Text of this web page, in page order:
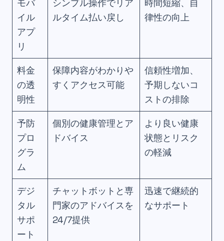
モバ
イル
アプ
リ
シンプル操作でリア
ルタイム払い戻し
時間短縮、自
律性の向上
料金
の透
明性
保障内容がわかりや
すくアクセス可能
信頼性増加、
予期しないコ
ストの排除
予防
プロ
グラ
ム
個別の健康管理とア
ドバイス
より良い健康
状態とリスク
の軽減
デジ
タル
サポ
ート
チャットボットと専
門家のアドバイスを
24/7提供
迅速で継続的
なサポート